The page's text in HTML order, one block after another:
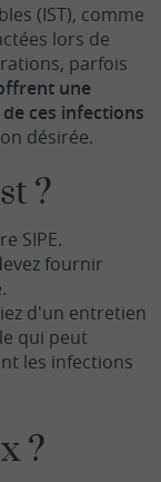
(IST), comme
lors de
parfois
une
ces infections
désirée.
?
SIPE.
fournir
d'un entretien
qui peut
les infections
?